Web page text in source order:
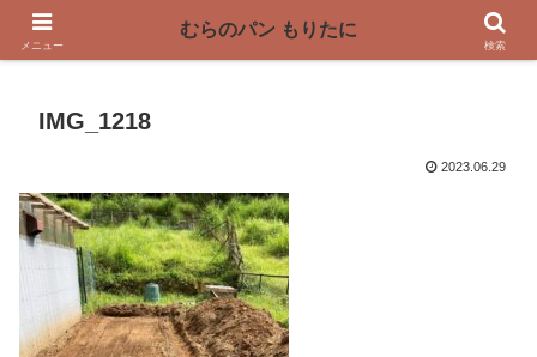
〜奈良県曽爾村の薪窯パン屋〜
IMG_1218
2023.06.29
メニュー
むらのパン もりたに
検索